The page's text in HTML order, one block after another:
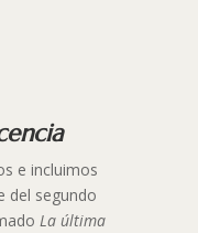
e incluimos
del segundo
La última